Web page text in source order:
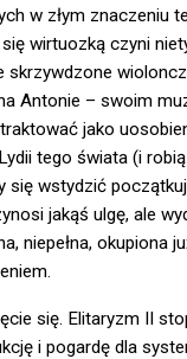
w złym znaczeniu
wirtuozką czyni
skrzywdzone
Antonie – swoim
jako
Lydii tego świata (i
się wstydzić
jakąś ulgę, ale
niepełna, okupiona
się. Elitaryzm II
i pogardę dla